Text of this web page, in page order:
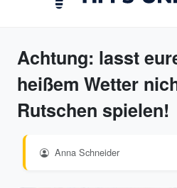
Achtung: lasst
heißem Wetter
Rutschen spielen!
Anna Schneider